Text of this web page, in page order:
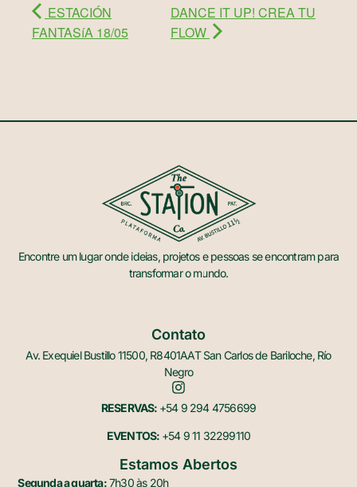
ESTACIÓN
FANTASíA 18/05
DANCE IT UP! CREA TU
FLOW
Encontre um lugar onde ideias, projetos e pessoas se encontram para
transformar o mundo.
Contato
Av. Exequiel Bustillo 11500, R8401AAT San Carlos de Bariloche, Río
Negro
RESERVAS: +54 9 294 4756699
EVENTOS: +54 9 11 32299110
Estamos Abertos
Segunda a quarta:7h30 às 20h